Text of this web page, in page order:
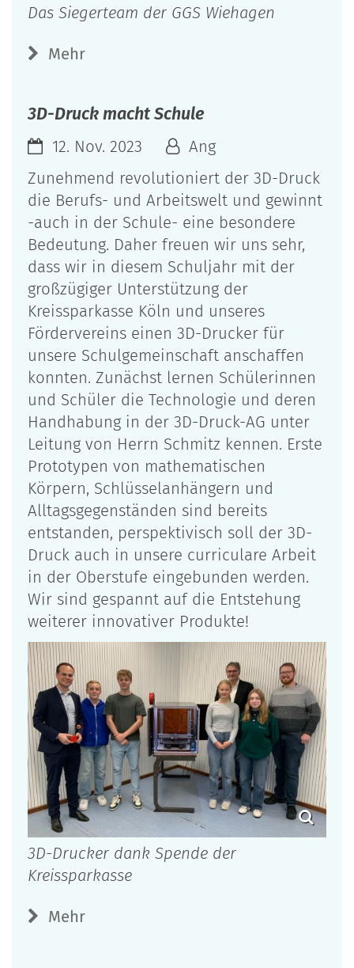
Das Siegerteam der GGS Wiehagen
Mehr
3D-Druck macht Schule
12. Nov. 2023
Ang
Zunehmend revolutioniert der 3D-Druck
die Berufs- und Arbeitswelt und gewinnt
-auch in der Schule- eine besondere
Bedeutung. Daher freuen wir uns sehr,
dass wir in diesem Schuljahr mit der
großzügiger Unterstützung der
Kreissparkasse Köln und unseres
Fördervereins einen 3D-Drucker für
unsere Schulgemeinschaft anschaffen
konnten. Zunächst lernen Schülerinnen
und Schüler die Technologie und deren
Handhabung in der 3D-Druck-AG unter
Leitung von Herrn Schmitz kennen. Erste
Prototypen von mathematischen
Körpern, Schlüsselanhängern und
Alltagsgegenständen sind bereits
entstanden, perspektivisch soll der 3D-
Druck auch in unsere curriculare Arbeit
in der Oberstufe eingebunden werden.
Wir sind gespannt auf die Entstehung
weiterer innovativer Produkte!
3D-Drucker dank Spende der
Kreissparkasse
Mehr